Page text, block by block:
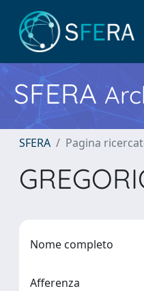
SFERA
SFERA Pagina
Nome completo
Afferenza